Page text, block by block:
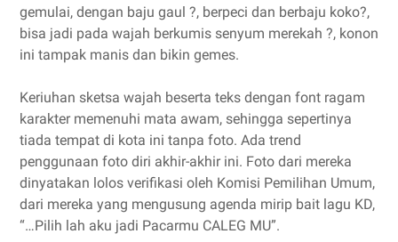
gemulai, dengan baju gaul ?, berpeci dan berbaju koko?,
bisa jadi pada wajah berkumis senyum merekah ?, konon
ini tampak manis dan bikin gemes.
Keriuhan sketsa wajah beserta teks dengan font ragam
karakter memenuhi mata awam, sehingga sepertinya
tiada tempat di kota ini tanpa foto. Ada trend
penggunaan foto diri akhir-akhir ini. Foto dari mereka
dinyatakan lolos verifikasi oleh Komisi Pemilihan Umum,
dari mereka yang mengusung agenda mirip bait lagu KD,
“…Pilih lah aku jadi Pacarmu CALEG MU”.